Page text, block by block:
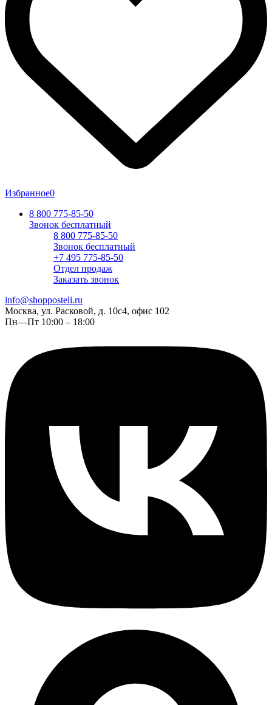
Избранное0
8 800 775-85-50
Звонок бесплатный
8 800 775-85-50
Звонок бесплатный
+7 495 775-85-50
Отдел продаж
Заказать звонок
info@shopposteli.ru
Москва, ул. Расковой, д. 10с4, офис 102
Пн—Пт 10:00 – 18:00